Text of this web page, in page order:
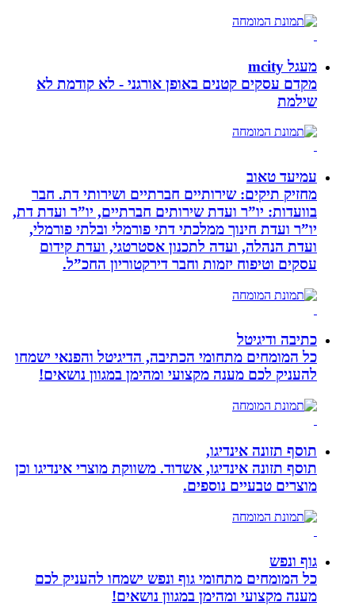
מעגל mcity
מקדם עסקים קטנים באופן אורגני - לא קודמת לא
שילמת
עמיעד טאוב
מחזיק תיקים: שירותיים חברתיים ושירותי דת. חבר
בוועדות: יו”ר ועדת שירותים חברתיים, יו”ר ועדת דת,
יו”ר ועדת חינוך ממלכתי דתי פורמלי ובלתי פורמלי,
ועדת הנהלה, ועדה לתכנון אסטרטגי, ועדת קידום
עסקים וטיפוח יזמות וחבר דירקטוריון החכ”ל.
כתיבה ודיגיטל
כל המומחים מתחומי הכתיבה, הדיגיטל והפנאי ישמחו
להעניק לכם מענה מקצועי ומהימן במגוון נושאים!
תוסף תזונה אינדיגו,
תוסף תזונה אינדיגו, אשדוד. משווקת מוצרי אינדיגו וכן
מוצרים טבעיים נוספים.
גוף ונפש
כל המומחים מתחומי גוף ונפש ישמחו להעניק לכם
מענה מקצועי ומהימן במגוון נושאים!